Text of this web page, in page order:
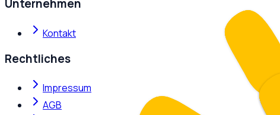
Unternehmen
Kontakt
Rechtliches
Impressum
AGB